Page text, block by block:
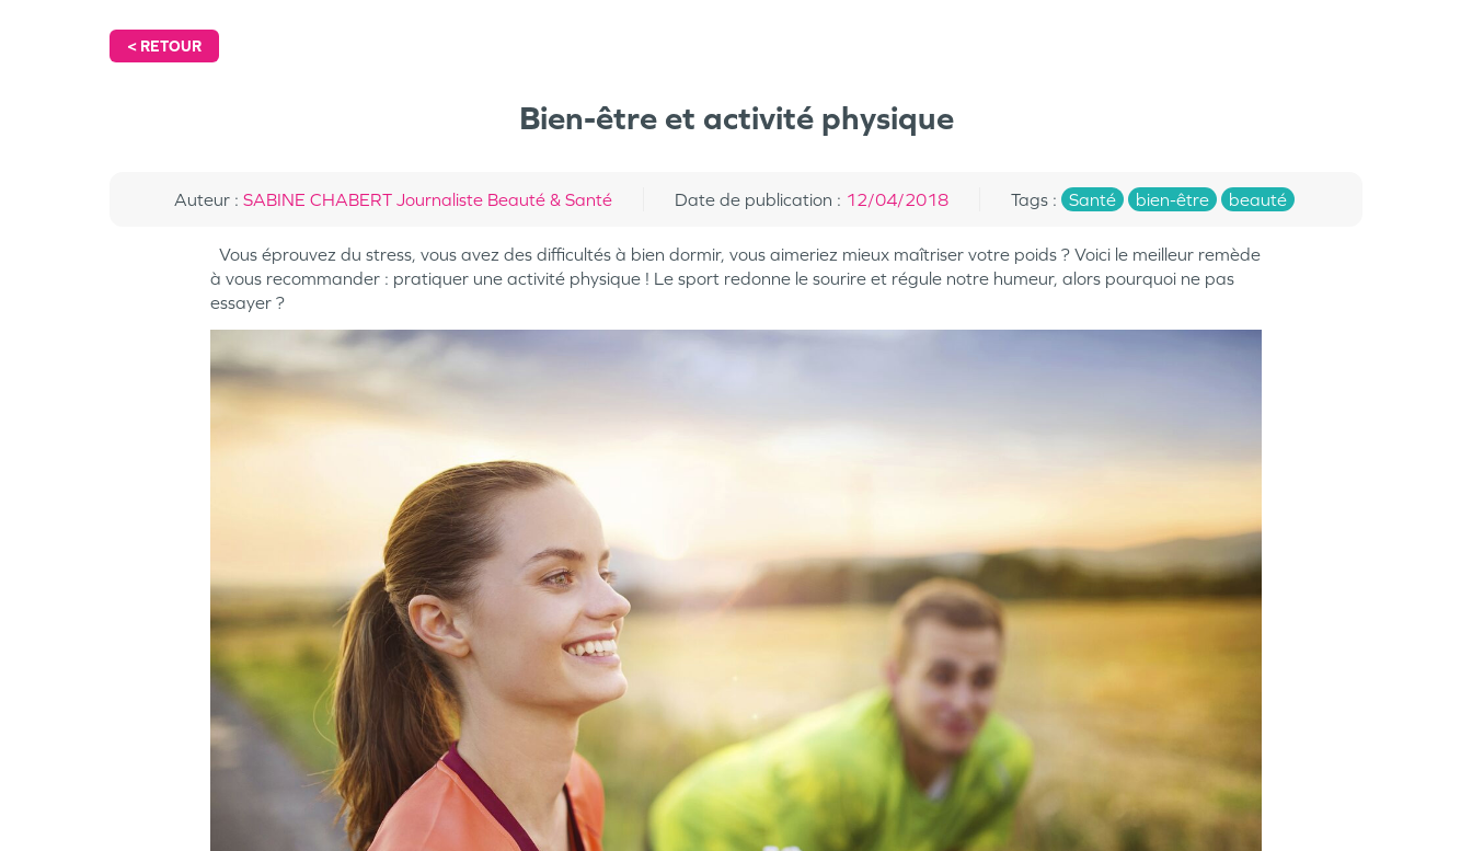
< RETOUR
Bien-être et activité physique
Auteur: SABINE CHABERT Journaliste Beauté & Santé Date de publication : 12/04/2018 Tags: Santé bien-être beauté
Vous éprouvez du stress, vous avez des difficultés à bien dormir, vous aimeriez mieux maîtriser votre poids ? Voici le meilleur remède
à vous recommander : pratiquer une activité physique ! Le sport redonne le sourire et régule notre humeur, alors pourquoi ne pas
essayer ?